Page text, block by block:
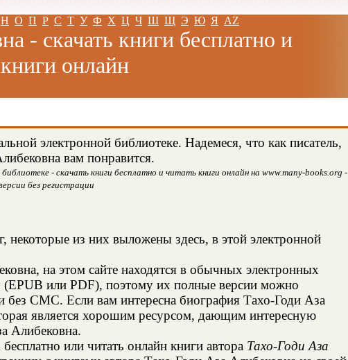
Н О П Р С Т У Ф Х Ц Ч Ш Щ Э Ю Я AZ
- скачать книги бесплатно и
онлайн
электронной библиотеке. Надемеся, что как писатель,
вам понравится.
- скачать книги бесплатно и читать книги онлайн на www.many-books.org -
без регистрации
некоторые из них выложены здесь, в этой электронной
на этом сайте находятся в обычных электронных
или PDF), поэтому их полные версии можно
и без СМС. Если вам интересна биография Тахо-Годи Аза
является хорошим ресурсом, дающим интересную
Алибековна.
или читать онлайн книги автора Тахо-Годи Аза